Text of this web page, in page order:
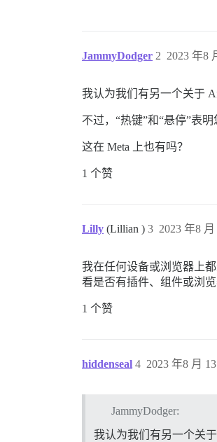
JammyDodger 2023 年8
2
我认为我们有另一个关于
不过，“热键”和“悬停”表
这在 Meta 上也有吗？
1 个赞
Lilly (Lillian ) 2023 年8
3
我在任何设备或浏览器上
看是否有插件、组件或浏
1 个赞
hiddenseal 2023 年8 月
4
JammyDodger:
我认为我们有另一个关